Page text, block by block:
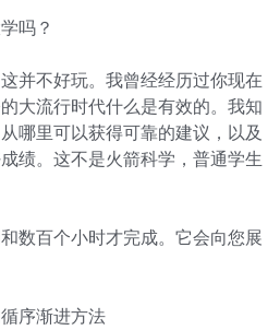
吗？
并不好玩。我曾经经历过你现在
大流行时代什么是有效的。我知
哪里可以获得可靠的建议，以及
绩。这不是火箭科学，普通学生
数百个小时才完成。它会向您展
序渐进方法